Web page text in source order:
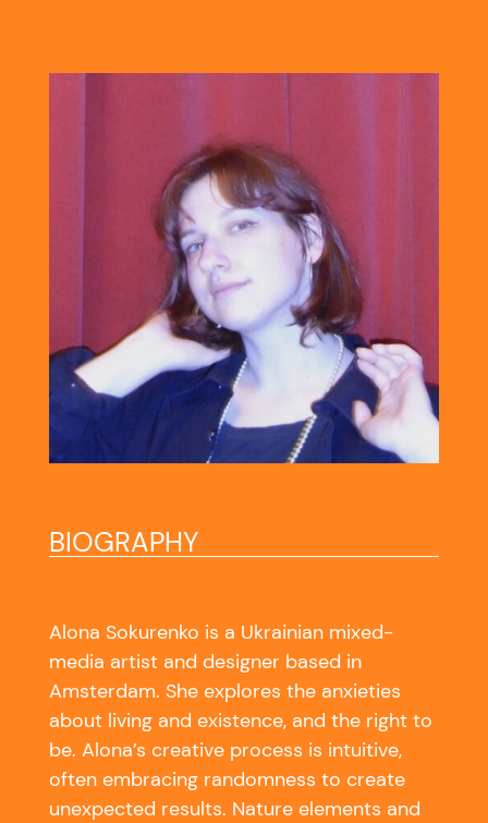
BIOGRAPHY
Alona Sokurenko is a Ukrainian mixed-
media artist and designer based in
Amsterdam. She explores the anxieties
about living and existence, and the right to
be. Alona’s creative process is intuitive,
often embracing randomness to create
unexpected results. Nature elements and